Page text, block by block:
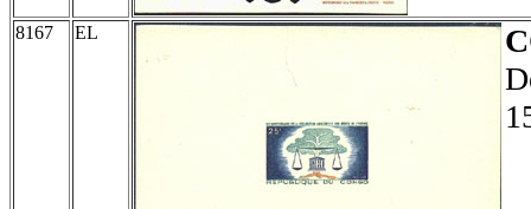
8167 EL